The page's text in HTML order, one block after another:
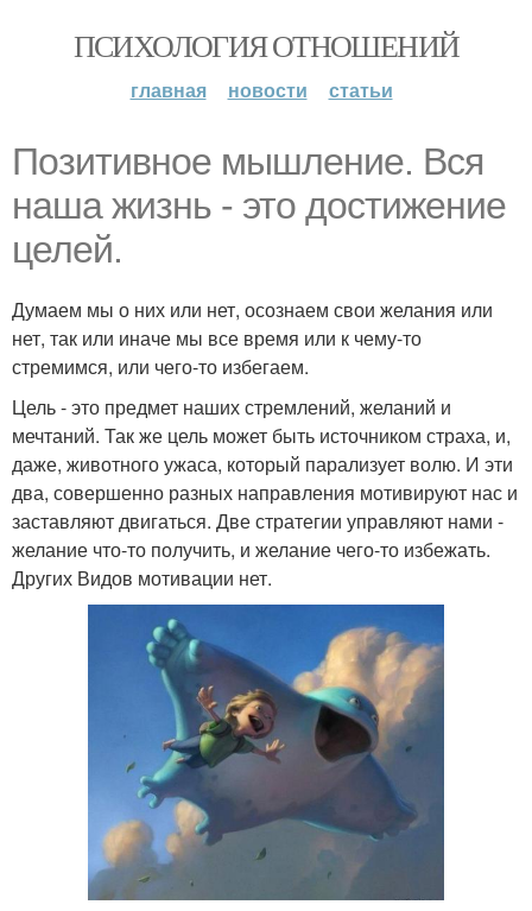
ПСИХОЛОГИЯ ОТНОШЕНИЙ
главная новости статьи
Позитивное мышление. Вся
наша жизнь - это достижение
целей.
Думаем мы о них или нет, осознаем свои желания или
нет, так или иначе мы все время или к чему-то
стремимся, или чего-то избегаем.
Цель - это предмет наших стремлений, желаний и
мечтаний. Так же цель может быть источником страха, и,
даже, животного ужаса, который парализует волю. И эти
два, совершенно разных направления мотивируют нас и
заставляют двигаться. Две стратегии управляют нами -
желание что-то получить, и желание чего-то избежать.
Других Видов мотивации нет.